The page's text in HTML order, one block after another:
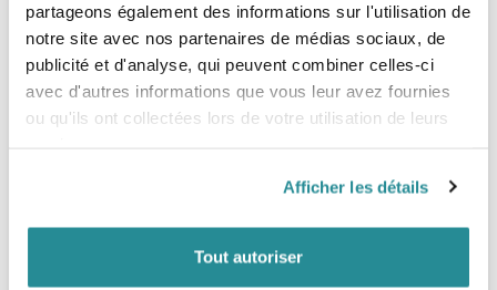
partageons également des informations sur l'utilisation de
notre site avec nos partenaires de médias sociaux, de
publicité et d'analyse, qui peuvent combiner celles-ci
avec d'autres informations que vous leur avez fournies
ou qu'ils ont collectées lors de votre utilisation de leurs
Afficher les détails
Tout autoriser
AVION COMPLET F-ONE JAM HM
CARBON T2
La JAM a été conçue pour le dockstart et le pump foil. Avec
sa surface de 1900cm² et son allongement de 10.3, ce foil
apporte une glisse infinie, une portance incroyable, des
Grâce à la JAM, il suffit de quelques mouvements de
profil spécifique réduisent d’autant plus la traînée induite et